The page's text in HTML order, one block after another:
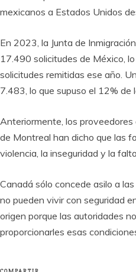
mexicanos a Estados Unidos
En 2023, la Junta de
17.490 solicitudes de México,
solicitudes remitidas ese año.
7.483, lo que supuso el 12% de
Anteriormente, los
de Montreal han dicho que las
violencia, la inseguridad y la
Canadá sólo concede asilo a
no pueden vivir con seguridad
origen porque las autoridades
proporcionarles esas